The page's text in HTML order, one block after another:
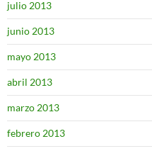
julio 2013
junio 2013
mayo 2013
abril 2013
marzo 2013
febrero 2013